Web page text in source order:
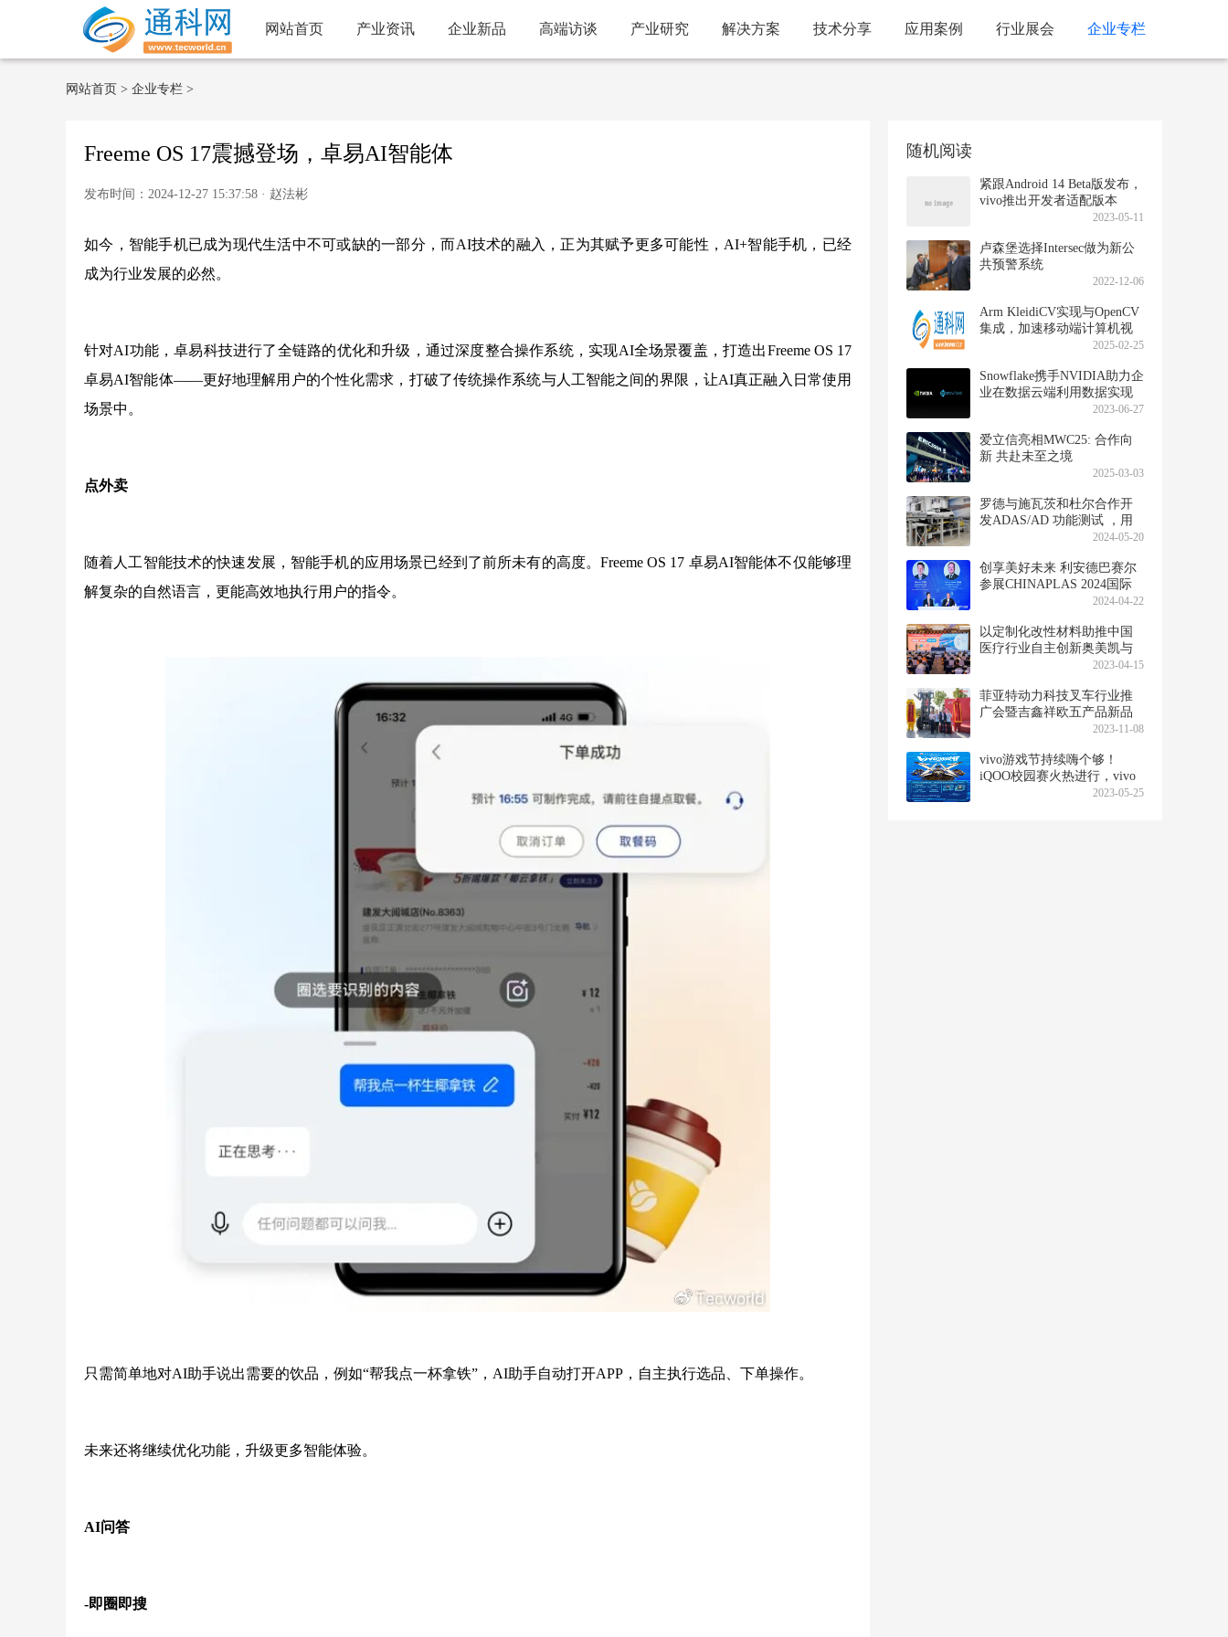
网站首页 产业资讯 企业新品 高端访谈 产业研究 解决方案 技术分享 应用案例 行业展会 企业专栏
网站首页 > 企业专栏 >
Freeme OS 17震撼登场，卓易AI智能体
发布时间：2024-12-27 15:37:58 · 赵法彬
如今，智能手机已成为现代生活中不可或缺的一部分，而AI技术的融入，正为其赋予更多可能性，AI+智能手机，已经
成为行业发展的必然。
针对AI功能，卓易科技进行了全链路的优化和升级，通过深度整合操作系统，实现AI全场景覆盖，打造出Freeme OS 17
卓易AI智能体——更好地理解用户的个性化需求，打破了传统操作系统与人工智能之间的界限，让AI真正融入日常使用
场景中。
点外卖
随着人工智能技术的快速发展，智能手机的应用场景已经到了前所未有的高度。Freeme OS 17 卓易AI智能体不仅能够理
解复杂的自然语言，更能高效地执行用户的指令。
只需简单地对AI助手说出需要的饮品，例如“帮我点一杯拿铁”，AI助手自动打开APP，自主执行选品、下单操作。
未来还将继续优化功能，升级更多智能体验。
AI问答
-即圈即搜
随机阅读
紧跟Android 14 Beta版发布，
vivo推出开发者适配版本
2023-05-11
卢森堡选择Intersec做为新公
共预警系统
2022-12-06
Arm KleidiCV实现与OpenCV
集成，加速移动端计算机视
2025-02-25
Snowflake携手NVIDIA助力企
业在数据云端利用数据实现
2023-06-27
爱立信亮相MWC25: 合作向
新 共赴未至之境
2025-03-03
罗德与施瓦茨和杜尔合作开
发ADAS/AD 功能测试 ，用
于下线测试（EOL）和定期
2024-05-20
创享美好未来 利安德巴赛尔
参展CHINAPLAS 2024国际
2024-04-22
以定制化改性材料助推中国
医疗行业自主创新奥美凯与
您相约 CHINAPLAS 2023
2023-04-15
菲亚特动力科技叉车行业推
广会暨吉鑫祥欧五产品新品
2023-11-08
vivo游戏节持续嗨个够！
iQOO校园赛火热进行，vivo
2023-05-25